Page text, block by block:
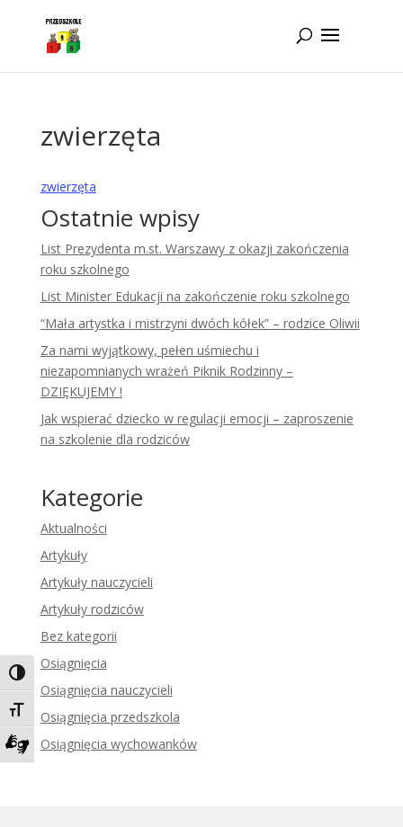
Toggle High Contrast
Toggle Font size
Zadzwoń do tłumacza języka migowego
zwierzęta
zwierzęta
Ostatnie wpisy
List Prezydenta m.st. Warszawy z okazji zakończenia
roku szkolnego
List Minister Edukacji na zakończenie roku szkolnego
“Mała artystka i mistrzyni dwóch kółek” – rodzice Oliwii
Za nami wyjątkowy, pełen uśmiechu i
niezapomnianych wrażeń Piknik Rodzinny –
DZIĘKUJEMY !
Jak wspierać dziecko w regulacji emocji – zaproszenie
na szkolenie dla rodziców
Kategorie
Aktualności
Artykuły
Artykuły nauczycieli
Artykuły rodziców
Bez kategorii
Osiągnięcia
Osiągnięcia nauczycieli
Osiągnięcia przedszkola
Osiągnięcia wychowanków